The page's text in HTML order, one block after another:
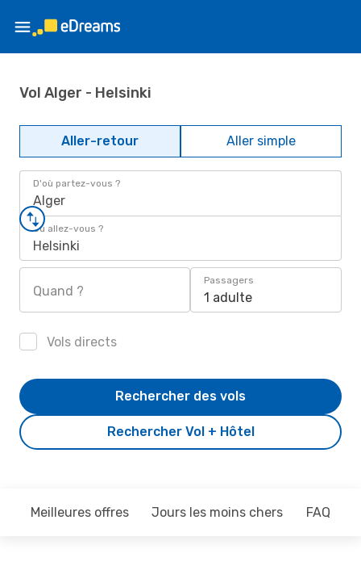
Vol Alger - Helsinki
Aller-retour Aller simple
D'où partez-vous ?
Alger
Où allez-vous ?
Helsinki
Quand ?
Passagers
1 adulte
Vols directs
Rechercher Vol + Hôtel
Rechercher des vols
Meilleures offres Jours les moins chers FAQ